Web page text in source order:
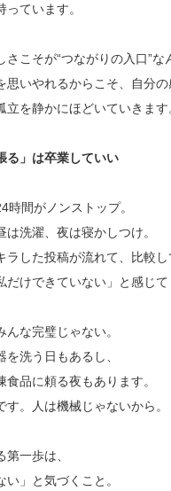
ています。
こそが“つながりの入口”な
思いやれるからこそ、自分の
立を静かにほどいていきます
る」は卒業していい
時間がノンストップ。
は洗濯、夜は寝かしつけ。
ラした投稿が流れて、比較し
だけできていない」と感じて
んな完璧じゃない。
洗う日もあるし、
食品に頼る夜もあります。
す。人は機械じゃないから。
一歩は、
い」と気づくこと。